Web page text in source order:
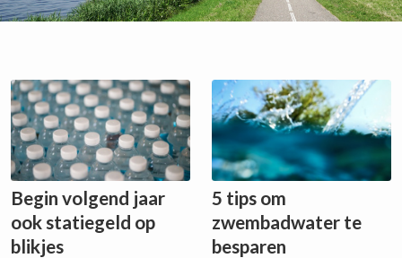
Begin volgend jaar
ook statiegeld op
blikjes
5 tips om
zwembadwater te
besparen